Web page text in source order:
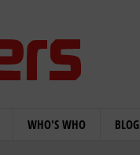
WHO'S WHO BLOG